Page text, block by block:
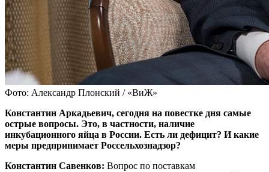
Фото: Александр Плонский / «ВиЖ»
Константин Аркадьевич, сегодня на повестке дня самые
острые вопросы. Это, в частности, наличие
инкубационного яйца в России. Есть ли дефицит? И какие
меры предпринимает Россельхознадзор?
Константин Савенков: Вопрос по поставкам